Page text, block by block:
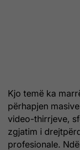
Kjo temë ka
përhapjen
video-thirrjeve,
zgjatim i
profesionale.